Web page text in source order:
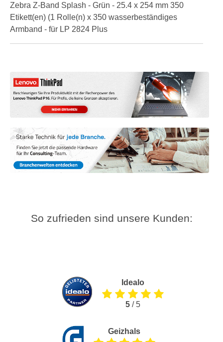
Zebra Z-Band Splash - Grün - 25.4 x 254 mm 350
Etikett(en) (1 Rolle(n) x 350 wasserbeständiges
Armband - für LP 2824 Plus
So zufrieden sind unsere Kunden:
Idealo
5/ 5
Geizhals